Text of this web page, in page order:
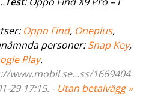
Oppo Find, Oneplus,
personer:Snap Key,
Play.
www.mobil.se...ss/1669404
29 17:15. - Utan betalvägg »